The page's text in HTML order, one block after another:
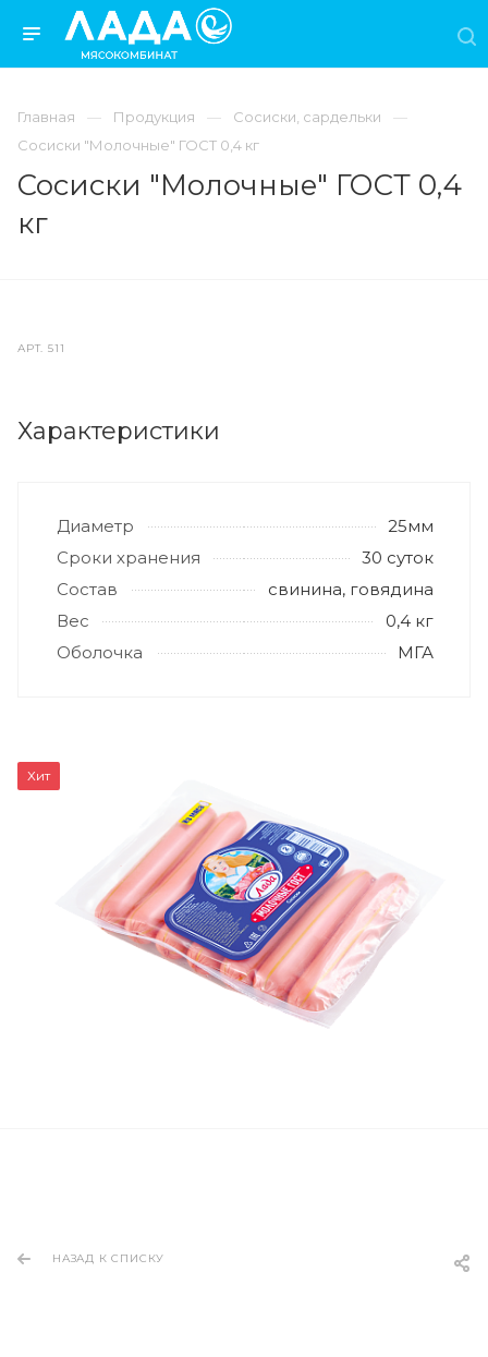
Главная Продукция
Сосиски, сардельки
Сосиски "Молочные" ГОСТ 0,4 кг
Сосиски "Молочные" ГОСТ 0,4
кг
АРТ.511
Характеристики
Диаметр
25мм
Сроки хранения
30 суток
Состав
свинина, говядина
Вес
0,4 кг
Оболочка
МГА
Хит
НАЗАД К СПИСКУ